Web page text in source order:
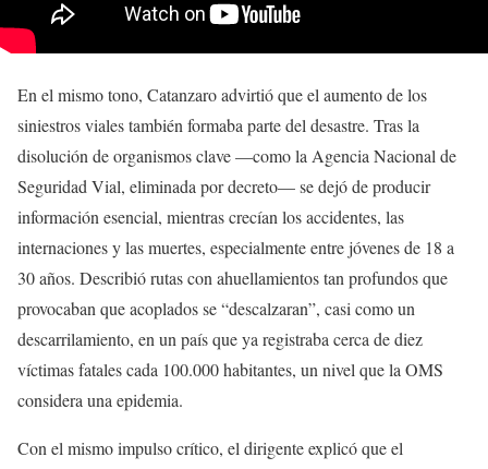
En el mismo tono, Catanzaro advirtió que el aumento de los
siniestros viales también formaba parte del desastre. Tras la
disolución de organismos clave —como la Agencia Nacional de
Seguridad Vial, eliminada por decreto— se dejó de producir
información esencial, mientras crecían los accidentes, las
internaciones y las muertes, especialmente entre jóvenes de 18 a
30 años. Describió rutas con ahuellamientos tan profundos que
provocaban que acoplados se “descalzaran”, casi como un
descarrilamiento, en un país que ya registraba cerca de diez
víctimas fatales cada 100.000 habitantes, un nivel que la OMS
considera una epidemia.
Con el mismo impulso crítico, el dirigente explicó que el